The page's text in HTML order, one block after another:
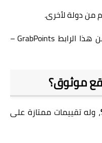
من دولة لأخرى.
هذا الرابط
GrabPoints –
، وله تقييمات ممتازة على